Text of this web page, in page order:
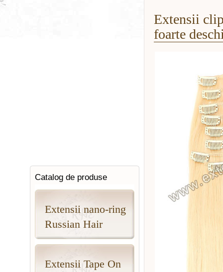
Catalog de produse
Extensii nano-ring
Russian Hair
Extensii Tape On
Extensii
foarte